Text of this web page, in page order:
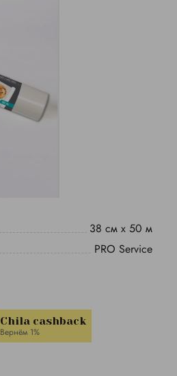
38 см х 50 м
PRO Service
Chila cashback
Вернём 1%